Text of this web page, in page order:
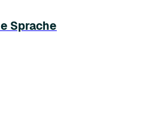
Sprache